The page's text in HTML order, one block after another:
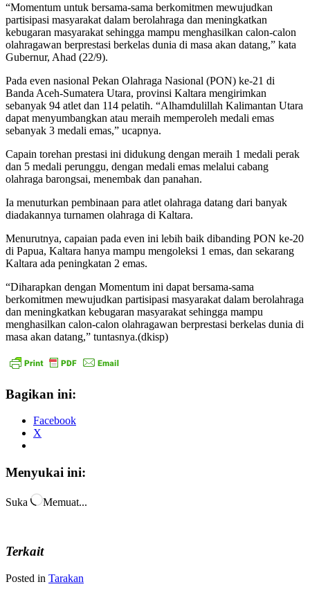
“Momentum untuk bersama-sama berkomitmen mewujudkan
partisipasi masyarakat dalam berolahraga dan meningkatkan
kebugaran masyarakat sehingga mampu menghasilkan calon-calon
olahragawan berprestasi berkelas dunia di masa akan datang,” kata
Gubernur, Ahad (22/9).
Pada even nasional Pekan Olahraga Nasional (PON) ke-21 di
Banda Aceh-Sumatera Utara, provinsi Kaltara mengirimkan
sebanyak 94 atlet dan 114 pelatih. “Alhamdulillah Kalimantan Utara
dapat menyumbangkan atau meraih memperoleh medali emas
sebanyak 3 medali emas,” ucapnya.
Capain torehan prestasi ini didukung dengan meraih 1 medali perak
dan 5 medali perunggu, dengan medali emas melalui cabang
olahraga barongsai, menembak dan panahan.
Ia menuturkan pembinaan para atlet olahraga datang dari banyak
diadakannya turnamen olahraga di Kaltara.
Menurutnya, capaian pada even ini lebih baik dibanding PON ke-20
di Papua, Kaltara hanya mampu mengoleksi 1 emas, dan sekarang
Kaltara ada peningkatan 2 emas.
“Diharapkan dengan Momentum ini dapat bersama-sama
berkomitmen mewujudkan partisipasi masyarakat dalam berolahraga
dan meningkatkan kebugaran masyarakat sehingga mampu
menghasilkan calon-calon olahragawan berprestasi berkelas dunia di
masa akan datang,” tuntasnya.(dkisp)
Bagikan ini:
Facebook
X
Menyukai ini:
Suka Memuat...
Terkait
Posted in Tarakan